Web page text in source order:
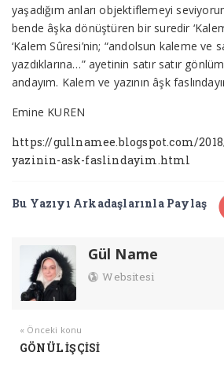
yaşadığım anları objektiflemeyi
bende âşka dönüştüren bir suredir
‘Kalem Sûresi’nin; “andolsun kaleme ve
yazdıklarına…” ayetinin satır satır
andayım. Kalem ve yazının âşk
Emine KUREN
https://gullnamee.blogspot.com/
yazinin-ask-faslindayim.html
Bu Yazıyı Arkadaşlarınla Paylaş
Gül Name
Websitesi
« Önceki konu
GÖNÜL İŞÇİSİ